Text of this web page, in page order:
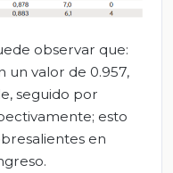
observar que:
un valor de 0.957,
seguido por
esto
en